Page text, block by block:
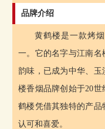
品牌介绍
黄鹤楼是一款烤
一。它的名字与江南
韵味，已成为中华、
楼香烟品牌创始于20
鹤楼凭借其独特的产
认可和喜爱。